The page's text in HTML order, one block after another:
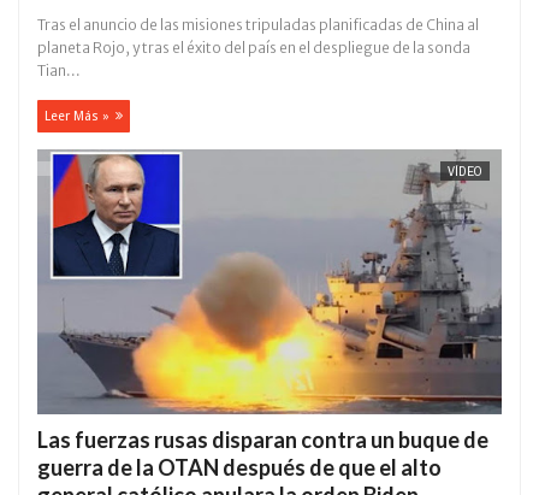
Tras el anuncio de las misiones tripuladas planificadas de China al
planeta Rojo, y tras el éxito del país en el despliegue de la sonda
Tian...
Leer Más »
VÍDEO
Las fuerzas rusas disparan contra un buque de
guerra de la OTAN después de que el alto